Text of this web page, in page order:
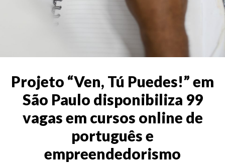
Projeto “Ven, Tú Puedes!” em
São Paulo disponibiliza 99
vagas em cursos online de
português e
empreendedorismo